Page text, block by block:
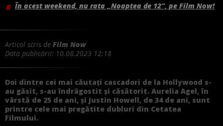
În acest weekend, nu rata „Noaptea de 12”, pe Film Now!
Articol scris de Film Now
Data publicării: 10.08.2023 12:18
Doi dintre cei mai căutați cascadori de la Hollywood s-
au găsit, s-au îndrăgostit și căsătorit. Aurelia Agel, în
vârstă de 25 de ani, și Justin Howell, de 34 de ani, sunt
printre cele mai pregătite dubluri din Cetatea
Filmului.